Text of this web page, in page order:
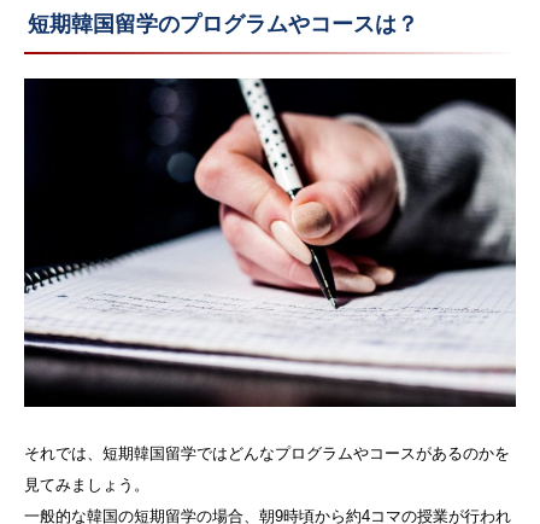
短期韓国留学のプログラムやコースは？
それでは、短期韓国留学ではどんなプログラムやコースがあるのかを
見てみましょう。
一般的な韓国の短期留学の場合、朝9時頃から約4コマの授業が行われ